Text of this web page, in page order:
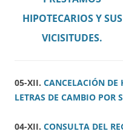
HIPOTECARIOS Y SUS
VICISITUDES.
05-XII. CANCELACIÓN DE
LETRAS DE CAMBIO POR
04-XII. CONSULTA DEL